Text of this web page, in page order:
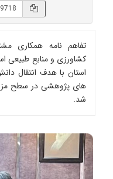
تفاهم نامه همکاری
کشاورزی و منابع طبیعی
استان با هدف انتقال
های پژوهشی در سطح
شد.